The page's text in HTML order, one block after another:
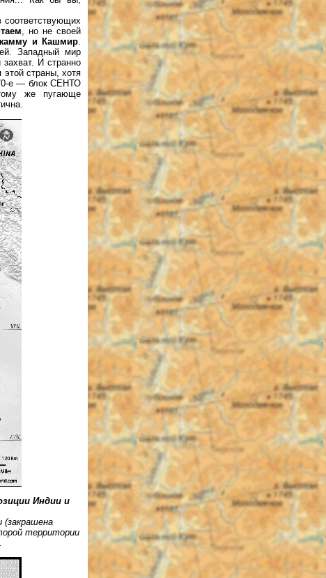
, но не своей
и Кашмир.
Западный мир
И странно
страны, хотя
е — блок СЕНТО
же пугающе
Индии и
(закрашена
территории